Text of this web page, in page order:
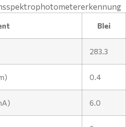
Blei
283.3
0.4
6.0